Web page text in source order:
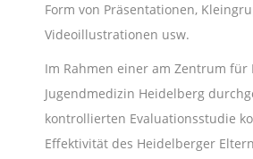
Form von Präsentationen,
Videoillustrationen usw.
Im Rahmen einer am Zentrum für
Jugendmedizin Heidelberg
kontrollierten Evaluationsstudie
Effektivität des Heidelberger